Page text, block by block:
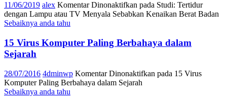
11/06/2019 alex Komentar Dinonaktifkan pada Studi: Tertidur
dengan Lampu atau TV Menyala Sebabkan Kenaikan Berat Badan
Sebaiknya anda tahu
15 Virus Komputer Paling Berbahaya dalam
Sejarah
28/07/2016 4dminwp Komentar Dinonaktifkan pada 15 Virus
Komputer Paling Berbahaya dalam Sejarah
Sebaiknya anda tahu